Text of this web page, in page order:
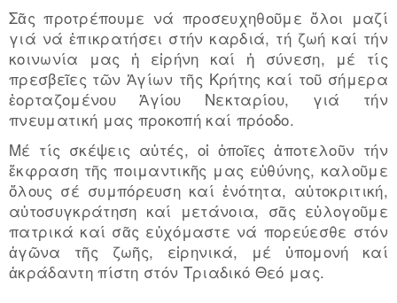
Σᾶς προτρέπουμε νά προσευχηθοῦμε ὅλοι μαζί
γιά νά ἐπικρατήσει στήν καρδιά, τή ζωή καί τήν
κοινωνία μας ἡ εἰρήνη καί ἡ σύνεση, μέ τίς
πρεσβεῖες τῶν Ἁγίων τῆς Κρήτης καί τοῦ σήμερα
ἑορταζομένου Ἁγίου Νεκταρίου, γιά τήν
πνευματική μας προκοπή καί πρόοδο.
Μέ τίς σκέψεις αὐτές, οἱ ὁποῖες ἀποτελοῦν τήν
ἔκφραση τῆς ποιμαντικῆς μας εὐθύνης, καλοῦμε
ὅλους σέ συμπόρευση καί ἑνότητα, αὐτοκριτική,
αὐτοσυγκράτηση καί μετάνοια, σᾶς εὐλογοῦμε
πατρικά καί σᾶς εὐχόμαστε νά πορεύεσθε στόν
ἀγῶνα τῆς ζωῆς, εἰρηνικά, μέ ὑπομονή καί
ἀκράδαντη πίστη στόν Τριαδικό Θεό μας.